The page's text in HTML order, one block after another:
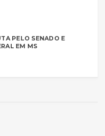
PELO SENADO E
EM MS